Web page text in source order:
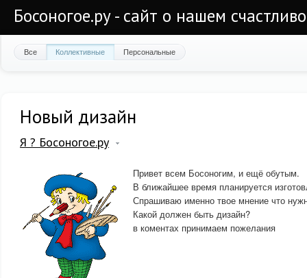
Босоногое.ру - сайт о нашем
Все Коллективные Персональные
Новый дизайн
Я ? Босоногое.ру
Привет всем Босоногим, и ещё обутым.
В ближайшее время планируется
Спрашиваю именно твое мнение что
Какой должен быть дизайн?
в коментах принимаем пожелания